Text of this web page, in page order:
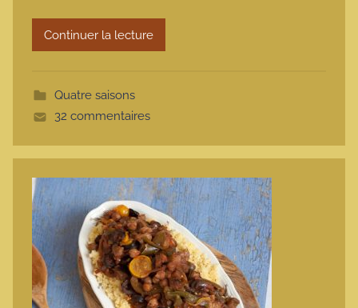
r
m
e
Continuer la lecture
Quatre saisons
32 commentaires